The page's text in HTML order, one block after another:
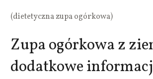
(dietetyczna zupa ogórkowa)
Zupa ogórkowa z
dodatkowe